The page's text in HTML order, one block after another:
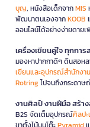
บุญ, หนังสือเด็กจากMIS
พัฒนาตนเองจากKOOB
ออนไลน์ได้อย่างง่ายดาย
เครื่องเขียนคู่ใจ ทุกกา
มองหาปากกาดีๆ ดินสอห
เขียนและอุปกรณ์สำนักงาน
Rotringไปจนถึงกระดาษ
งานศิลป์ งานฝีมือ สร้า
B2S จัดเต็มอุปกรณ์ศิลป